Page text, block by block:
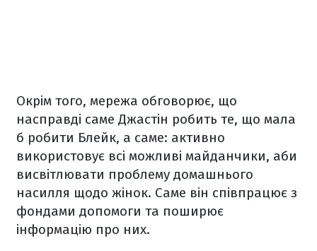
Окрім того, мережа обговорює, що
насправді саме Джастін робить те, що мала
б робити Блейк, а саме: активно
використовує всі можливі майданчики, аби
висвітлювати проблему домашнього
насилля щодо жінок. Саме він співпрацює з
фондами допомоги та поширює
інформацію про них.